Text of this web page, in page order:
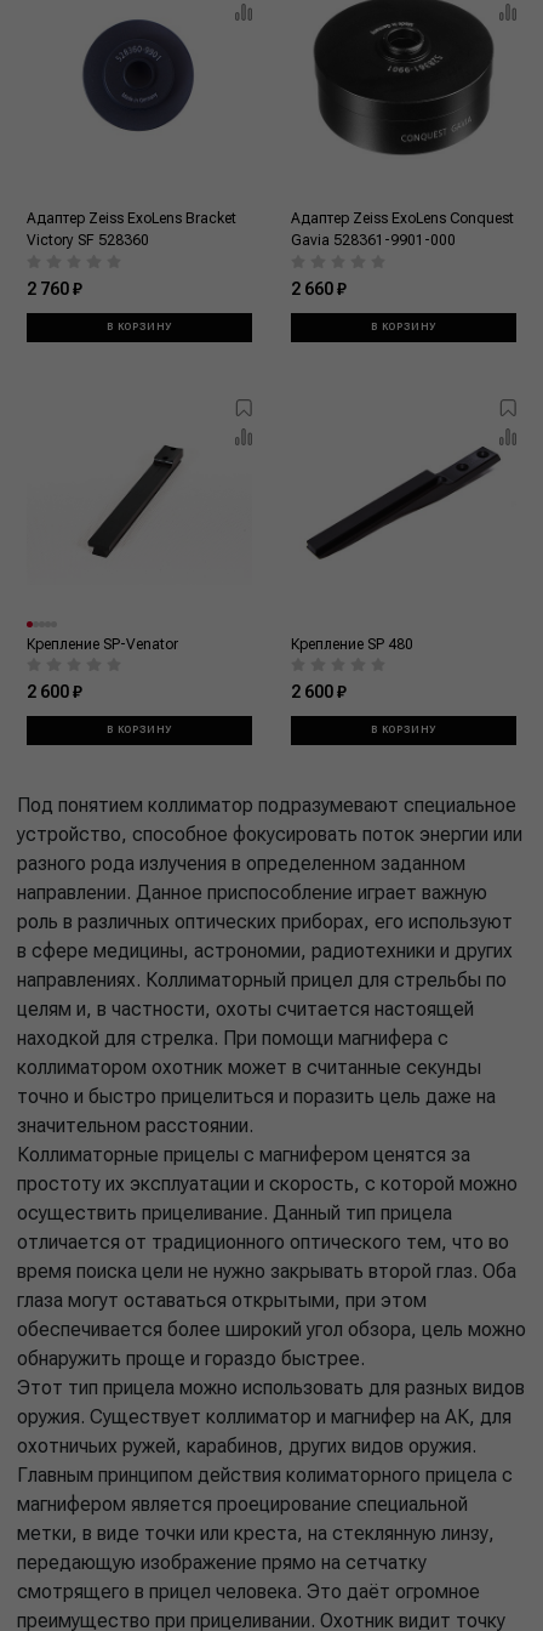
Адаптер Zeiss ExoLens Bracket
Victory SF 528360
2 760 ₽
В КОРЗИНУ
Адаптер Zeiss ExoLens Conquest
Gavia 528361-9901-000
2 660 ₽
В КОРЗИНУ
Крепление SP-Venator
2 600 ₽
В КОРЗИНУ
Крепление SP 480
2 600 ₽
В КОРЗИНУ
Под понятием коллиматор подразумевают специальное
устройство, способное фокусировать поток энергии или
разного рода излучения в определенном заданном
направлении. Данное приспособление играет важную
роль в различных оптических приборах, его используют
в сфере медицины, астрономии, радиотехники и других
направлениях. Коллиматорный прицел для стрельбы по
целям и, в частности, охоты считается настоящей
находкой для стрелка. При помощи магнифера с
коллиматором охотник может в считанные секунды
точно и быстро прицелиться и поразить цель даже на
значительном расстоянии.
Коллиматорные прицелы с магнифером ценятся за
простоту их эксплуатации и скорость, с которой можно
осуществить прицеливание. Данный тип прицела
отличается от традиционного оптического тем, что во
время поиска цели не нужно закрывать второй глаз. Оба
глаза могут оставаться открытыми, при этом
обеспечивается более широкий угол обзора, цель можно
обнаружить проще и гораздо быстрее.
Этот тип прицела можно использовать для разных видов
оружия. Существует коллиматор и магнифер на АК, для
охотничьих ружей, карабинов, других видов оружия.
Главным принципом действия колиматорного прицела с
магнифером является проецирование специальной
метки, в виде точки или креста, на стеклянную линзу,
передающую изображение прямо на сетчатку
смотрящего в прицел человека. Это даёт огромное
преимущество при прицеливании. Охотник видит точку